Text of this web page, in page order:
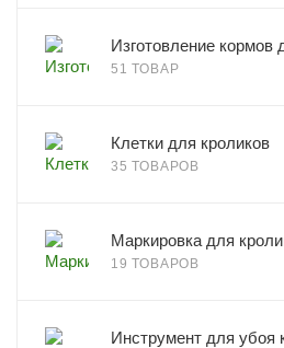
Изготовление кормов
51 ТОВАР
Клетки для кроликов
35 ТОВАРОВ
Маркировка для
19 ТОВАРОВ
Инструмент для убоя